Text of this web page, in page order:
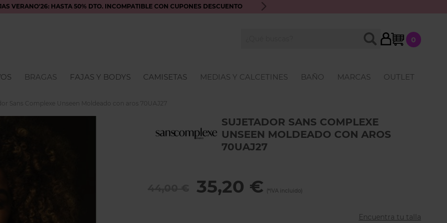
VERANO'26: HASTA 50% DTO. INCOMPATIBLE CON CUPONES DESCUENTO ENVÍO GRATIS A PARTIR DE 70€ · ATENCIÓN
My Cart
0
BUSCAR
BRAGAS FAJAS Y BODYS CAMISETAS MEDIAS Y CALCETINES BAÑO MARCAS OUTLET
Sans Complexe Unseen Moldeado con aros 70UAJ27
SUJETADOR SANS COMPLEXE
UNSEEN MOLDEADO CON AROS
70UAJ27
35,20 €
Encuentra tu talla